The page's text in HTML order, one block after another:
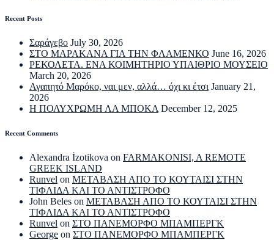
Recent Posts
Σαράγεβο July 30, 2026
ΣΤΟ ΜΑΡΑΚΑΝΑ ΓΙΑ ΤΗΝ ΦΛΑΜΕΝΚΟ June 16, 2026
ΡΕΚΟΛΕΤΑ. ΕΝΑ ΚΟΙΜΗΤΗΡΙΟ ΥΠΑΙΘΡΙΟ ΜΟΥΣΕΙΟ
March 20, 2026
Αγαπητό Μαρόκο, ναι μεν, αλλά… όχι κι έτσι January 21,
2026
Η ΠΟΛΥΧΡΩΜΗ ΛΑ ΜΠΟΚΑ December 12, 2025
Recent Comments
Alexandra İzotikova on FARMAKONISI, A REMOTE
GREEK ISLAND
Runvel on ΜΕΤΑΒΑΣΗ ΑΠΟ ΤΟ ΚΟΥΤΑΙΣΙ ΣΤΗΝ
ΤΙΦΛΙΔΑ ΚΑΙ ΤΟ ΑΝΤΙΣΤΡΟΦΟ
John Beles on ΜΕΤΑΒΑΣΗ ΑΠΟ ΤΟ ΚΟΥΤΑΙΣΙ ΣΤΗΝ
ΤΙΦΛΙΔΑ ΚΑΙ ΤΟ ΑΝΤΙΣΤΡΟΦΟ
Runvel on ΣΤΟ ΠΑΝΕΜΟΡΦΟ ΜΠΑΜΠΕΡΓΚ
George on ΣΤΟ ΠΑΝΕΜΟΡΦΟ ΜΠΑΜΠΕΡΓΚ